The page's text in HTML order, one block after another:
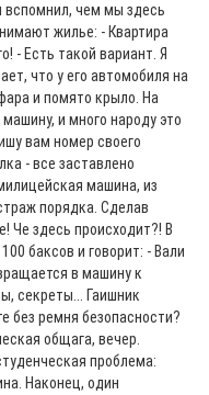
вспомнил, чем мы здесь
жилье: - Квартира
- Есть такой вариант. Я
что у его автомобиля на
и помято крыло. На
и много народу это
вам номер своего
- все заставлено
машина, из
порядка. Сделав
Че здесь происходит?! В
баксов и говорит: - Вали
в машину к
секреты... Гаишник
без ремня безопасности?
общага, вечер.
проблема:
Наконец, один